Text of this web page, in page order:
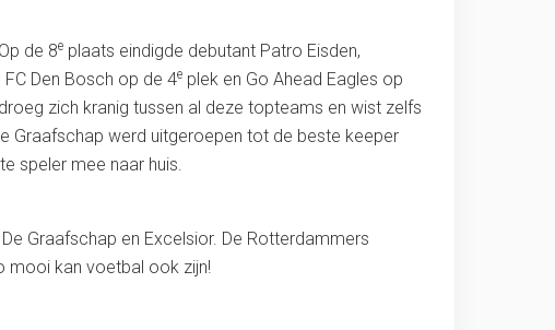
de 8e plaats eindigde debutant Patro Eisden,
Den Bosch op de 4e plek en Go Ahead Eagles op
zich kranig tussen al deze topteams en wist zelfs
Graafschap werd uitgeroepen tot de beste keeper
speler mee naar huis.
Graafschap en Excelsior. De Rotterdammers
mooi kan voetbal ook zijn!